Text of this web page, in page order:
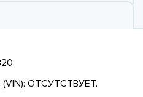
(VIN): ОТСУТСТВУЕТ.